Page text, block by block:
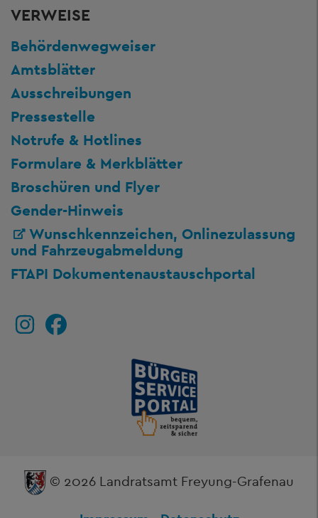
VERWEISE
Behördenwegweiser
Amtsblätter
Ausschreibungen
Pressestelle
Notrufe & Hotlines
Formulare & Merkblätter
Broschüren und Flyer
Gender-Hinweis
Wunschkennzeichen, Onlinezulassung
und Fahrzeugabmeldung
FTAPI Dokumentenaustauschportal
© 2026 Landratsamt Freyung-Grafenau